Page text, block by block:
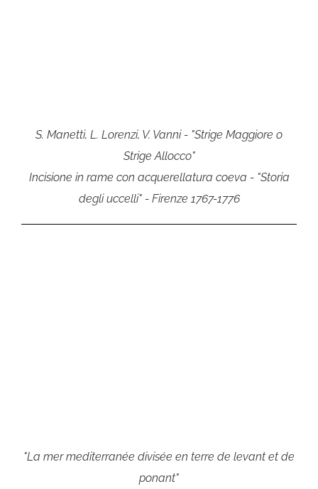
S. Manetti, L. Lorenzi, V. Vanni - "Strige Maggiore o
Strige Allocco"
Incisione in rame con acquerellatura coeva - "Storia
degli uccelli" - Firenze 1767-1776
"La mer mediterranée divisée en terre de levant et de
ponant"